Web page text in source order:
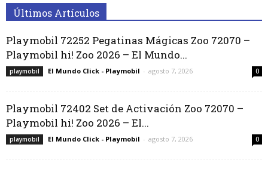
Últimos Artículos
Playmobil 72252 Pegatinas Mágicas Zoo 72070 –
Playmobil hi! Zoo 2026 – El Mundo...
playmobil El Mundo Click - Playmobil - agosto 7, 2026 0
Playmobil 72402 Set de Activación Zoo 72070 –
Playmobil hi! Zoo 2026 – El...
playmobil El Mundo Click - Playmobil - agosto 7, 2026 0